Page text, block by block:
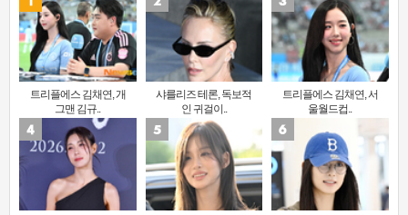
트리플에스 김채연, 개
그맨 김규..
샤를리즈 테론, 독보적
인 귀걸이..
트리플에스 김채연, 서
울월드컵..